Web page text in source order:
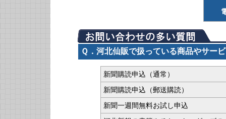
Ｑ．河北仙販で扱っている商品やサー
新聞購読申込（通常）
新聞購読申込（郵送購読）
新聞一週間無料お試し申込